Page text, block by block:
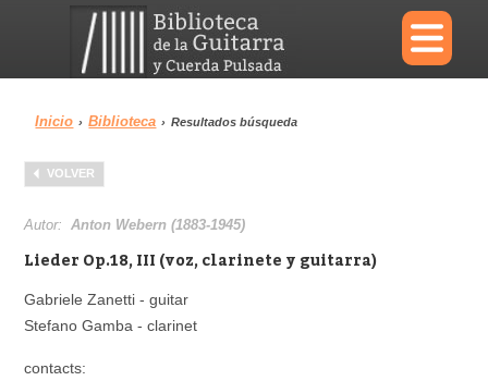
×
Menu
Biblioteca
Área personal
Inicio › Biblioteca › Resultados búsqueda
VOLVER
Autor:Anton Webern (1883-1945)
Lieder Op.18, III (voz, clarinete y guitarra)
Gabriele Zanetti - guitar
Stefano Gamba - clarinet
contacts: